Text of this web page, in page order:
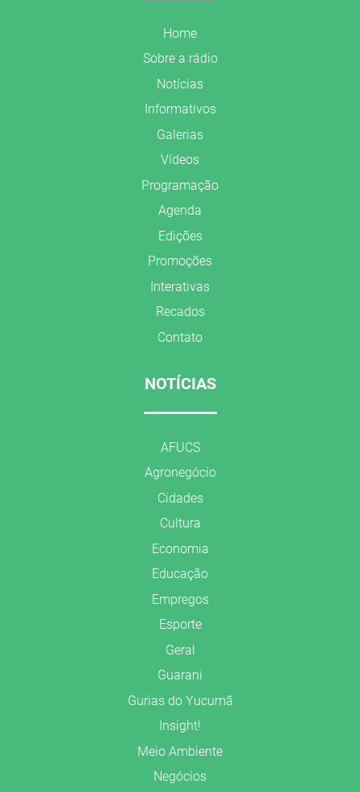
Home
Sobre a rádio
Notícias
Informativos
Galerias
Vídeos
Programação
Agenda
Edições
Promoções
Interativas
Recados
Contato
NOTÍCIAS
AFUCS
Agronegócio
Cidades
Cultura
Economia
Educação
Empregos
Esporte
Geral
Guarani
Gurias do Yucumã
Insight!
Meio Ambiente
Negócios